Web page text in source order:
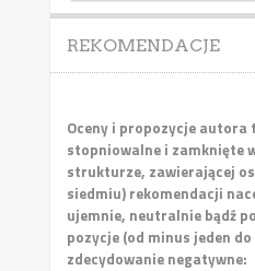
REKOMENDACJE
Oceny i propozycje autora
stopniowalne i zamknięte
strukturze, zawierającej
siedmiu) rekomendacji
ujemnie, neutralnie bądź
pozycje (od minus jeden
zdecydowanie negatywne: